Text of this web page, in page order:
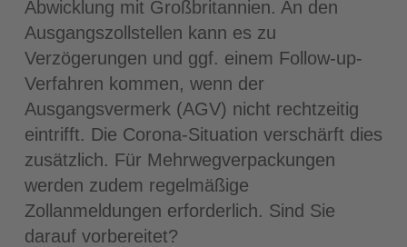
Abwicklung mit Großbritannien. An den
Ausgangszollstellen kann es zu
Verzögerungen und ggf. einem Follow-up-
Verfahren kommen, wenn der
Ausgangsvermerk (AGV) nicht rechtzeitig
eintrifft. Die Corona-Situation verschärft dies
zusätzlich. Für Mehrwegverpackungen
werden zudem regelmäßige
Zollanmeldungen erforderlich. Sind Sie
darauf vorbereitet?